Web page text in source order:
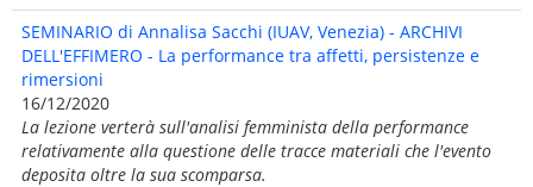
SEMINARIO di Annalisa Sacchi (IUAV, Venezia) - ARCHIVI
DELL'EFFIMERO - La performance tra affetti, persistenze e
rimersioni
16/12/2020
La lezione verterà sull'analisi femminista della performance
relativamente alla questione delle tracce materiali che l'evento
deposita oltre la sua scomparsa.